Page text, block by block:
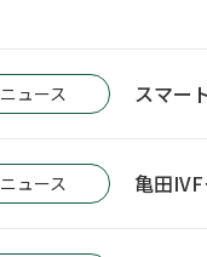
ニュース スマー
ニュース 亀田